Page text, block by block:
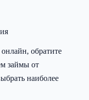
обратите
займы от
наиболее